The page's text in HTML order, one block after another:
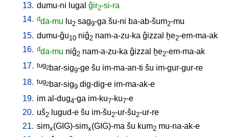
13. dumu-ni lugal ĝir2-si-ra
14. dda-mu lu2 sag9-ga šu-ni ba-ab-šum2-mu
15. dumu-ĝu10 niĝ2 nam-a-zu-ka ĝizzal ḫe2-em-ma-ak
16. dda-mu niĝ2 nam-a-zu-ka ĝizzal ḫe2-em-ma-ak
17. tug2bar-sig9-ge šu im-ma-an-ti šu im-gur-gur-re
18. tug2bar-sig9 dig-dig-e im-ma-ak-e
19. im al-dug4-ga im-ku7-ku7-e
20. uš2 lugud-e šu im-šu2-ur-šu2-ur-re
21. simx(GIG)-simx(GIG)-ma šu kum2 mu-na-ak-e